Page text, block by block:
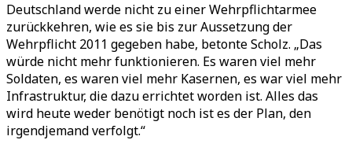
Deutschland werde nicht zu einer Wehrpflichtarmee
zurückkehren, wie es sie bis zur Aussetzung der
Wehrpflicht 2011 gegeben habe, betonte Scholz. „Das
würde nicht mehr funktionieren. Es waren viel mehr
Soldaten, es waren viel mehr Kasernen, es war viel mehr
Infrastruktur, die dazu errichtet worden ist. Alles das
wird heute weder benötigt noch ist es der Plan, den
irgendjemand verfolgt.“